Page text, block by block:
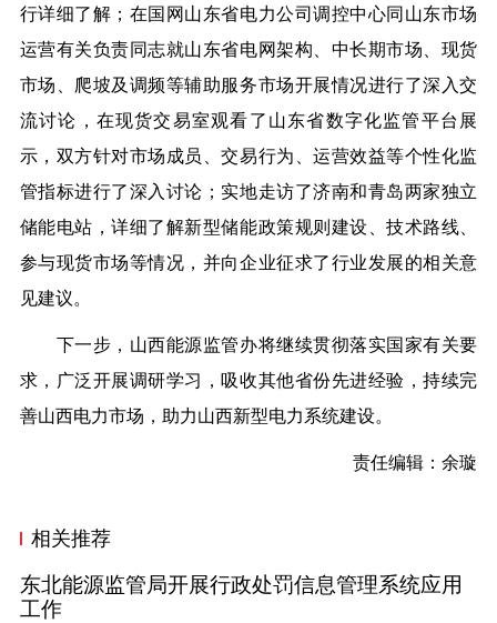
行详细了解；在国网山东省电力公司调控中心同山东市场
运营有关负责同志就山东省电网架构、中长期市场、现货
市场、爬坡及调频等辅助服务市场开展情况进行了深入交
流讨论，在现货交易室观看了山东省数字化监管平台展
示，双方针对市场成员、交易行为、运营效益等个性化监
管指标进行了深入讨论；实地走访了济南和青岛两家独立
储能电站，详细了解新型储能政策规则建设、技术路线、
参与现货市场等情况，并向企业征求了行业发展的相关意
见建议。
下一步，山西能源监管办将继续贯彻落实国家有关要
求，广泛开展调研学习，吸收其他省份先进经验，持续完
善山西电力市场，助力山西新型电力系统建设。
责任编辑：余璇
相关推荐
东北能源监管局开展行政处罚信息管理系统应用
工作